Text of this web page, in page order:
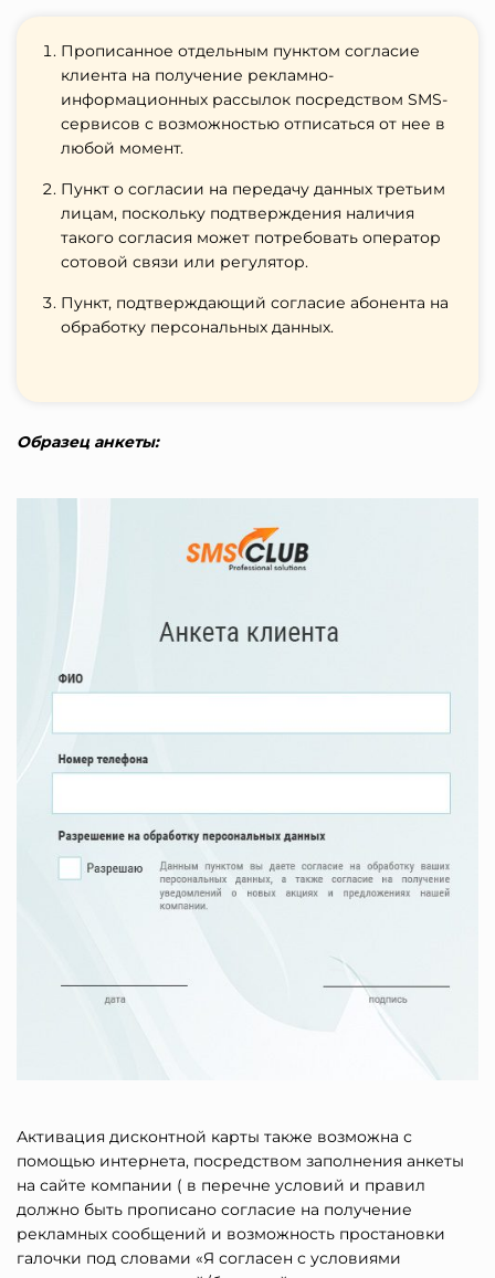
Прописанное отдельным пунктом согласие
клиента на получение рекламно-
информационных рассылок посредством SMS-
сервисов с возможностью отписаться от нее в
любой момент.
Пункт о согласии на передачу данных третьим
лицам, поскольку подтверждения наличия
такого согласия может потребовать оператор
сотовой связи или регулятор.
Пункт, подтверждающий согласие абонента на
обработку персональных данных.
Образец анкеты:
Активация дисконтной карты также возможна с
помощью интернета, посредством заполнения анкеты
на сайте компании ( в перечне условий и правил
должно быть прописано согласие на получение
рекламных сообщений и возможность простановки
галочки под словами «Я согласен с условиями